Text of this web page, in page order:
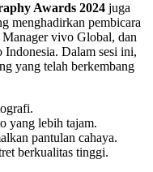
Awards 2024 juga
menghadirkan pembicara
Manager vivo Global, dan
Dalam sesi ini,
yang telah berkembang
yang lebih tajam.
pantulan cahaya.
berkualitas tinggi.